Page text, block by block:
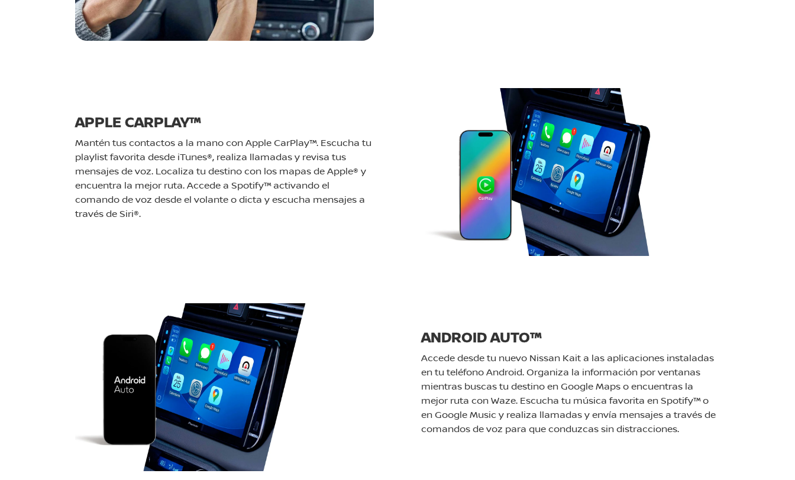
APPLE CARPLAY™
Mantén tus contactos a la mano con Apple CarPlay™. Escucha tu
playlist favorita desde iTunes®, realiza llamadas y revisa tus
mensajes de voz. Localiza tu destino con los mapas de Apple® y
encuentra la mejor ruta. Accede a Spotify™ activando el
comando de voz desde el volante o dicta y escucha mensajes a
través de Siri®.
ANDROID AUTO™
Accede desde tu nuevo Nissan Kait a las aplicaciones instaladas
en tu teléfono Android. Organiza la información por ventanas
mientras buscas tu destino en Google Maps o encuentras la
mejor ruta con Waze. Escucha tu música favorita en Spotify™ o
en Google Music y realiza llamadas y envía mensajes a través de
comandos de voz para que conduzcas sin distracciones.